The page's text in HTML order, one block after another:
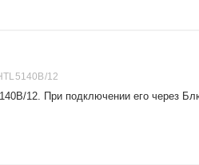
12
12. При подключении его через